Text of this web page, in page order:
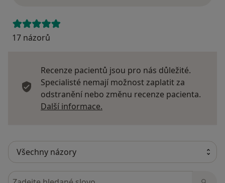
17 názorů
Recenze pacientů jsou pro nás důležité.
Specialisté nemají možnost zaplatit za
odstranění nebo změnu recenze pacienta.
Další informace.
Hledejte v názorech